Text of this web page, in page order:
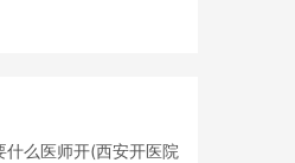
什么医师开(西安开医院